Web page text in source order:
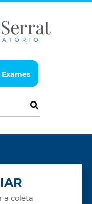
por exame
a coleta